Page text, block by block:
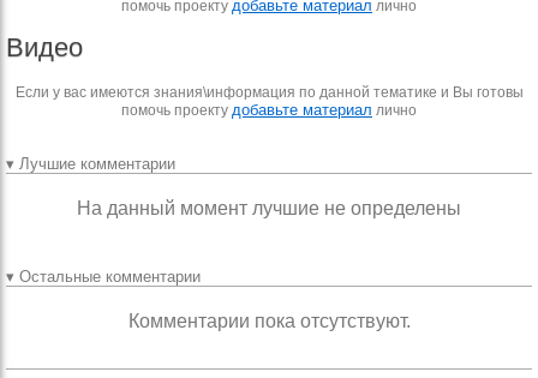
помочь проекту добавьте материал лично
Видео
Если у вас имеются знания\информация по данной тематике и Вы готовы
помочь проекту добавьте материал лично
▾ Лучшие комментарии
На данный момент лучшие не определены
▾ Остальные комментарии
Комментарии пока отсутствуют.